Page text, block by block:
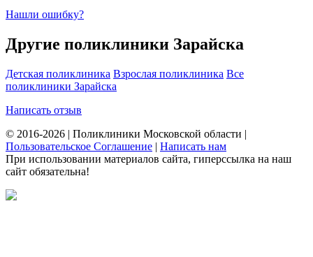
Нашли ошибку?
Другие поликлиники Зарайска
Детская поликлиника Взрослая поликлиника Все
поликлиники Зарайска
Написать отзыв
© 2016-2026 | Поликлиники Московской области |
Пользовательское Соглашение | Написать нам
При использовании материалов сайта, гиперссылка на наш
сайт обязательна!